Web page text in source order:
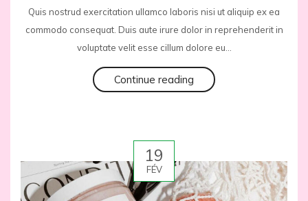
Quis nostrud exercitation ullamco laboris nisi ut aliquip ex ea
commodo consequat. Duis aute irure dolor in reprehenderit in
voluptate velit esse cillum dolore eu...
Continue reading
19
FÉV